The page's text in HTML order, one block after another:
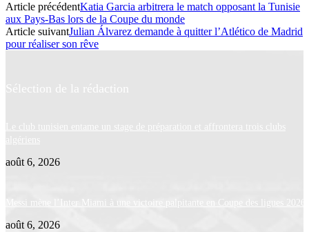
Article précédentKatia Garcia arbitrera le match opposant la Tunisie
aux Pays-Bas lors de la Coupe du monde
Article suivantJulian Álvarez demande à quitter l’Atlético de Madrid
pour réaliser son rêve
Sélection de la rédaction
Le club tunisien entame un stage de préparation et affrontera trois clubs
algériens
août 6, 2026
Messi mène l’Inter Miami à une victoire palpitante en Coupe des ligues 2026
août 6, 2026